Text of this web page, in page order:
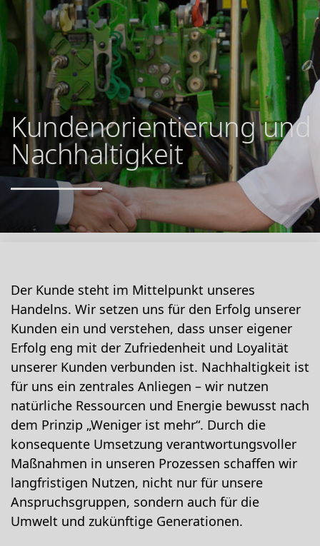
Kundenorientierung und
Nachhaltigkeit
Der Kunde steht im Mittelpunkt unseres
Handelns. Wir setzen uns für den Erfolg unserer
Kunden ein und verstehen, dass unser eigener
Erfolg eng mit der Zufriedenheit und Loyalität
unserer Kunden verbunden ist. Nachhaltigkeit ist
für uns ein zentrales Anliegen – wir nutzen
natürliche Ressourcen und Energie bewusst nach
dem Prinzip „Weniger ist mehr“. Durch die
konsequente Umsetzung verantwortungsvoller
Maßnahmen in unseren Prozessen schaffen wir
langfristigen Nutzen, nicht nur für unsere
Anspruchsgruppen, sondern auch für die
Umwelt und zukünftige Generationen.